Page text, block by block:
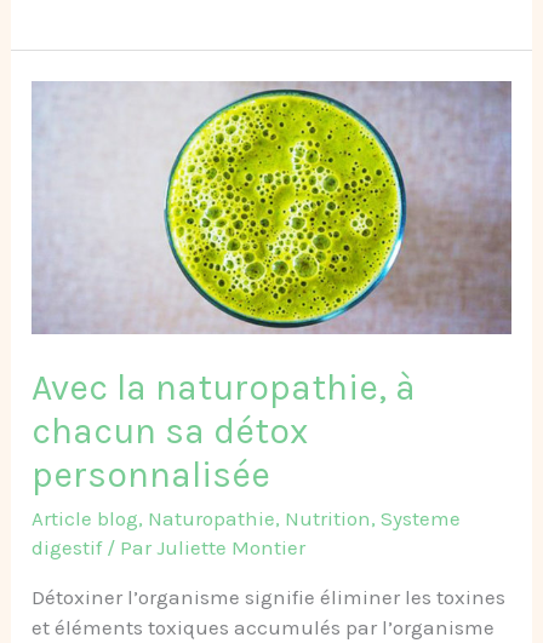
Avec la naturopathie, à
chacun sa détox
personnalisée
Article blog, Naturopathie, Nutrition,Systeme
digestif/ ParJuliette Montier
Détoxiner l’organisme signifie éliminer les toxines
et éléments toxiques accumulés par l’organisme